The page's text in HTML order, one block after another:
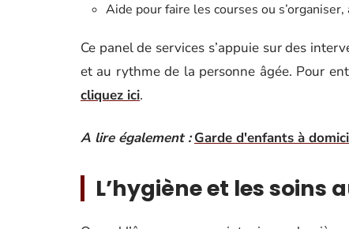
Aide pour faire les courses ou
Ce panel de services s’appuie sur des
et au rythme de la personne âgée. Pour
cliquez ici.
A lire également : Garde d'enfants à
L’hygiène et les soins